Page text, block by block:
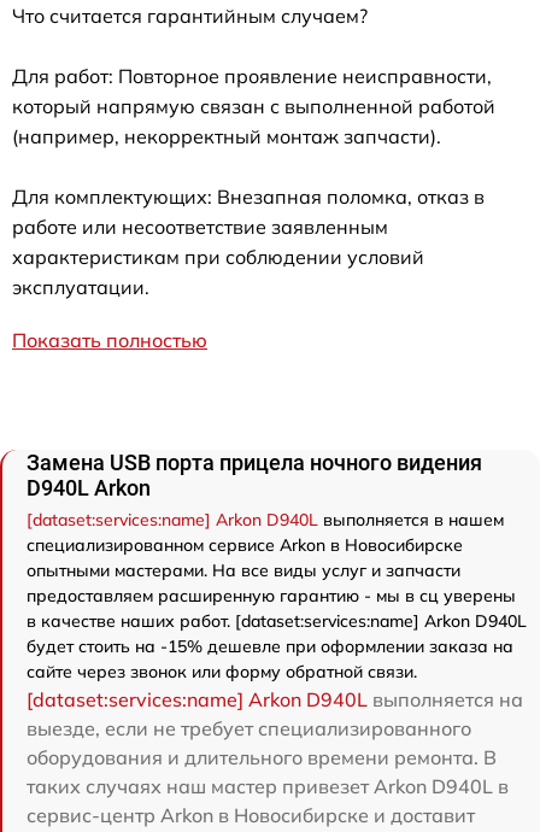
Что считается гарантийным случаем?
Для работ: Повторное проявление неисправности,
который напрямую связан с выполненной работой
(например, некорректный монтаж запчасти).
Для комплектующих: Внезапная поломка, отказ в
работе или несоответствие заявленным
характеристикам при соблюдении условий
эксплуатации.
Показать полностью
Замена USB порта прицела ночного видения
D940L Arkon
[dataset:services:name] Arkon D940L выполняется в нашем
специализированном сервисе Arkon в Новосибирске
опытными мастерами. На все виды услуг и запчасти
предоставляем расширенную гарантию - мы в сц уверены
в качестве наших работ. [dataset:services:name] Arkon D940L
будет стоить на -15% дешевле при оформлении заказа на
сайте через звонок или форму обратной связи.
[dataset:services:name] Arkon D940L выполняется на
выезде, если не требует специализированного
оборудования и длительного времени ремонта. В
таких случаях наш мастер привезет Arkon D940L в
сервис-центр Arkon в Новосибирске и доставит